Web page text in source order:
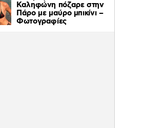
Καληφώνη πόζαρε στην
Πάρο με μαύρο μπικίνι –
Φωτογραφίες